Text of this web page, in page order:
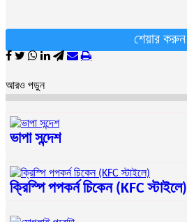
শেয়ার করুন
আরও পড়ুন
ভাপা সন্দেশ
ক্রিস্পি পপকর্ন চিকেন (KFC স্টাইলে)